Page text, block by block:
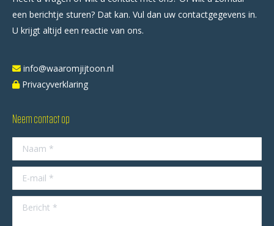
een berichtje sturen? Dat kan. Vul dan uw contactgegevens in.
U krijgt altijd een reactie van ons.
info@waaromjijtoon.nl
Privacyverklaring
Neem contact op
Naam *
E-mail *
Bericht *